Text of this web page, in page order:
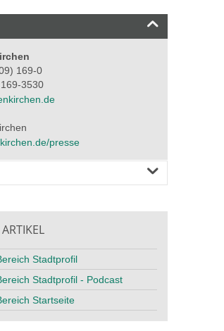
169-0
3530
presse
Stadtprofil
Stadtprofil - Podcast
Startseite